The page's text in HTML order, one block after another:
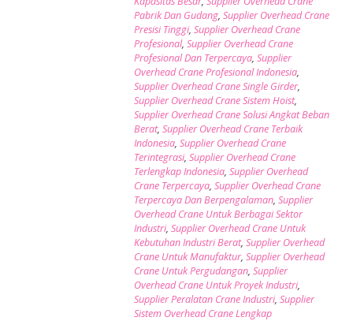
Pabrik Dan Gudang, Supplier Overhead Crane
Presisi Tinggi, Supplier Overhead Crane
Profesional, Supplier Overhead Crane
Profesional Dan Terpercaya, Supplier
Overhead Crane Profesional Indonesia,
Supplier Overhead Crane Single Girder,
Supplier Overhead Crane Sistem Hoist,
Supplier Overhead Crane Solusi Angkat Beban
Berat, Supplier Overhead Crane Terbaik
Indonesia, Supplier Overhead Crane
Terintegrasi, Supplier Overhead Crane
Terlengkap Indonesia, Supplier Overhead
Crane Terpercaya, Supplier Overhead Crane
Terpercaya Dan Berpengalaman, Supplier
Overhead Crane Untuk Berbagai Sektor
Industri, Supplier Overhead Crane Untuk
Kebutuhan Industri Berat, Supplier Overhead
Crane Untuk Manufaktur, Supplier Overhead
Crane Untuk Pergudangan, Supplier
Overhead Crane Untuk Proyek Industri,
Supplier Peralatan Crane Industri, Supplier
Sistem Overhead Crane Lengkap